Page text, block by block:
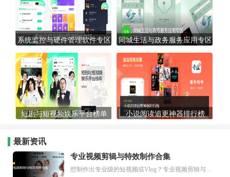
系统监控与硬件管理软件专区 同城生活与政务服务应用专区
短剧与短视频娱乐平台榜单 小说阅读追更神器排行榜
最新资讯
专业视频剪辑与特效制作合集
想制作出专业级的短视频或Vlog？专业视频剪辑与特效制作大全专题为你提供了从剪辑、抠像到特效包装的全套解决方案。无论是添加炫酷的片头、进行精准的视频抠图，还是制...